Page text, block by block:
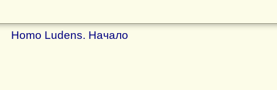
Homo Ludens. Начало